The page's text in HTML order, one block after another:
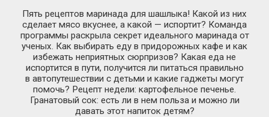
Пять рецептов маринада для шашлыка! Какой из них
сделает мясо вкуснее, а какой — испортит? Команда
программы раскрыла секрет идеального маринада от
ученых. Как выбирать еду в придорожных кафе и как
избежать неприятных сюрпризов? Какая еда не
испортится в пути, получится ли питаться правильно
в автопутешествии с детьми и какие гаджеты могут
помочь? Рецепт недели: картофельное печенье.
Гранатовый сок: есть ли в нем польза и можно ли
давать этот напиток детям?